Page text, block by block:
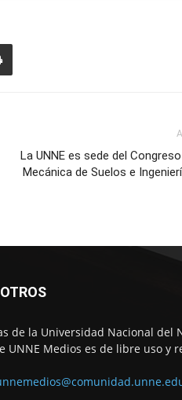
La UNNE es sede del
Mecánica de Suelos e
de la Universidad Nacional del
UNNE Medios es de libre uso y